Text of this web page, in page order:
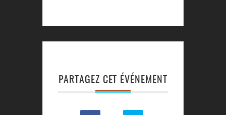
PARTAGEZ CET ÉVÉNEMENT